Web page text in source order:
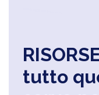
tutto